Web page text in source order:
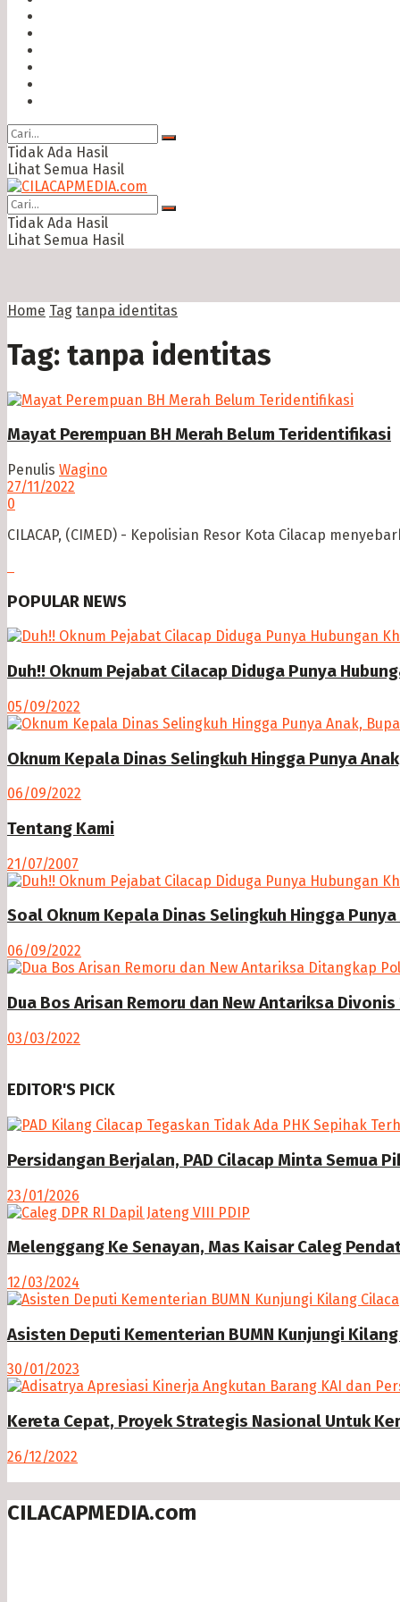
Tidak Ada Hasil
Lihat Semua Hasil
Tidak Ada Hasil
Lihat Semua Hasil
Home Tag tanpa identitas
Tag: tanpa identitas
Mayat Perempuan BH Merah Belum Teridentifikasi
Penulis Wagino
27/11/2022
0
CILACAP, (CIMED) - Kepolisian Resor Kota Cilacap
POPULAR NEWS
Duh!! Oknum Pejabat Cilacap Diduga Punya
05/09/2022
Oknum Kepala Dinas Selingkuh Hingga Punya
06/09/2022
Tentang Kami
21/07/2007
Soal Oknum Kepala Dinas Selingkuh Hingga
06/09/2022
Dua Bos Arisan Remoru dan New Antariksa Divonis
03/03/2022
EDITOR'S PICK
Persidangan Berjalan, PAD Cilacap Minta Semua
23/01/2026
Melenggang Ke Senayan, Mas Kaisar Caleg
12/03/2024
Asisten Deputi Kementerian BUMN Kunjungi
30/01/2023
Kereta Cepat, Proyek Strategis Nasional Untuk
26/12/2022
CILACAPMEDIA.com